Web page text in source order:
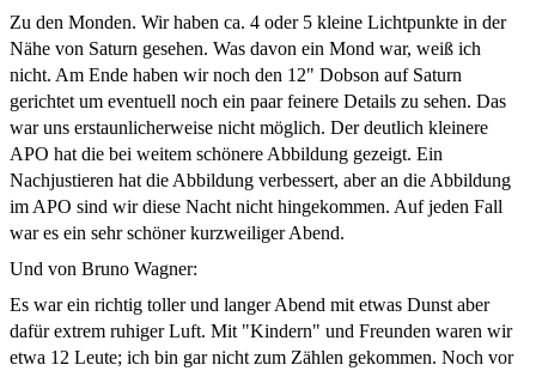
Zu den Monden. Wir haben ca. 4 oder 5 kleine Lichtpunkte in der
Nähe von Saturn gesehen. Was davon ein Mond war, weiß ich
nicht. Am Ende haben wir noch den 12" Dobson auf Saturn
gerichtet um eventuell noch ein paar feinere Details zu sehen. Das
war uns erstaunlicherweise nicht möglich. Der deutlich kleinere
APO hat die bei weitem schönere Abbildung gezeigt. Ein
Nachjustieren hat die Abbildung verbessert, aber an die Abbildung
im APO sind wir diese Nacht nicht hingekommen. Auf jeden Fall
war es ein sehr schöner kurzweiliger Abend.
Und von Bruno Wagner:
Es war ein richtig toller und langer Abend mit etwas Dunst aber
dafür extrem ruhiger Luft. Mit "Kindern" und Freunden waren wir
etwa 12 Leute; ich bin gar nicht zum Zählen gekommen. Noch vor